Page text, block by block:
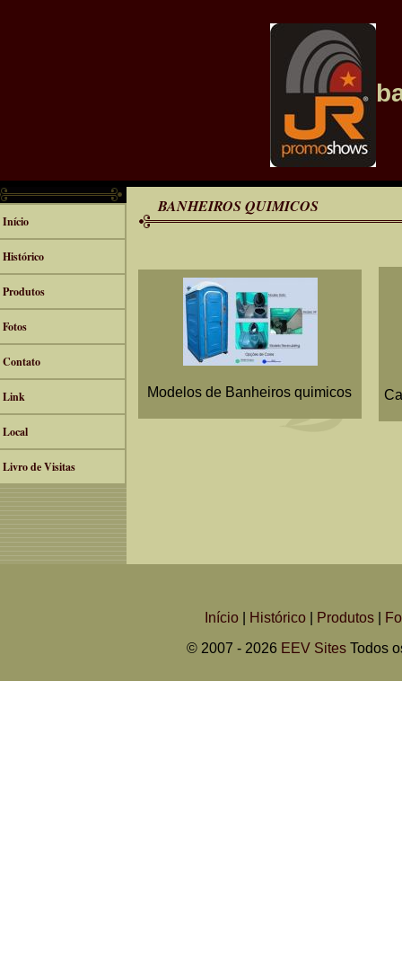
Início
Histórico
Produtos
Fotos
Contato
Link
Local
Livro de Visitas
BANHEIROS QUIMICOS
Modelos de Banheiros quimicos
Início Histórico Produtos
© 2007 - 2026 EEV Sites Todos